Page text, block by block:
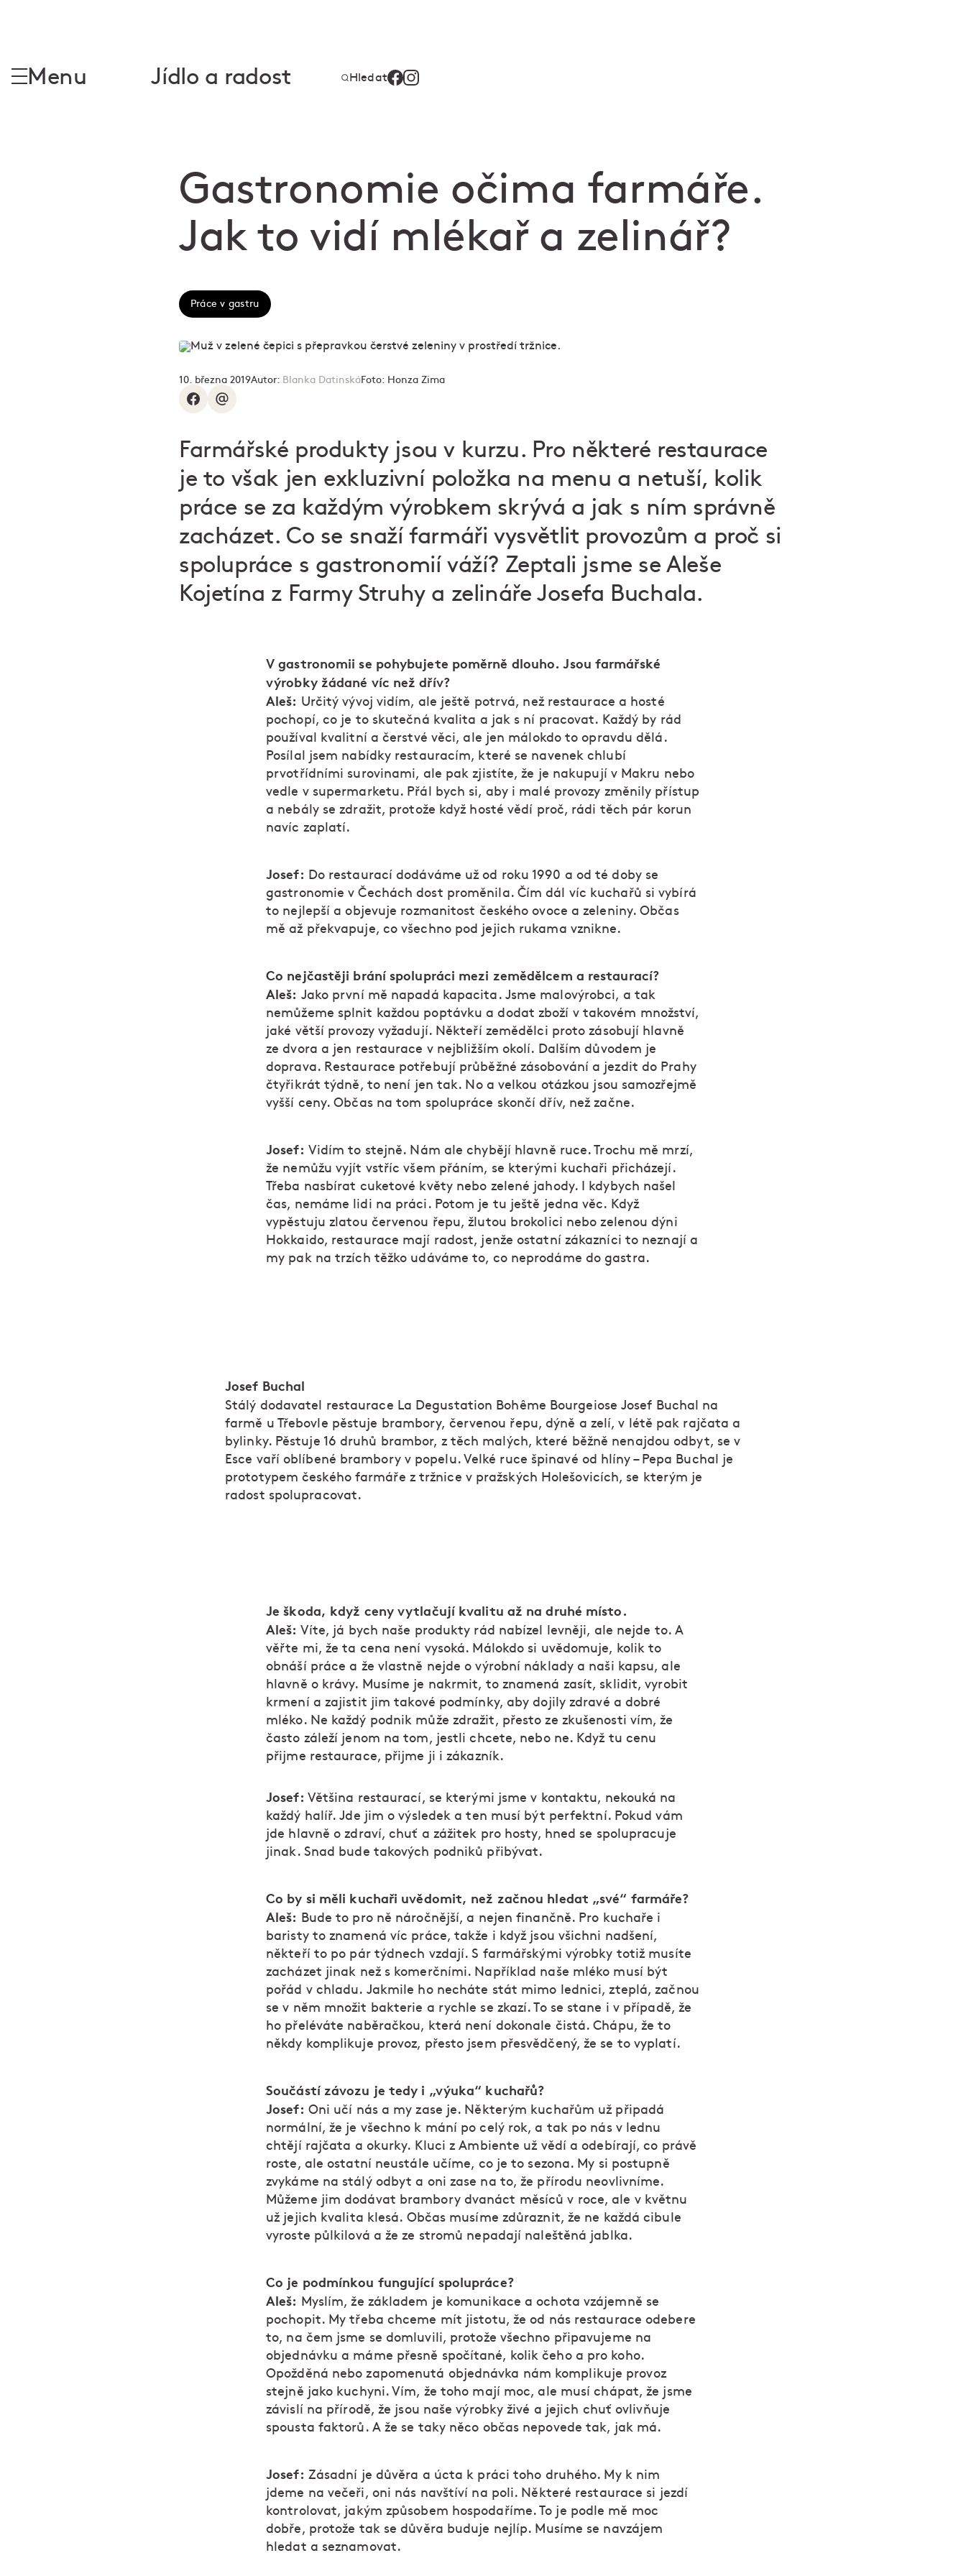
Menu Jídlo a radost Hledat
Gastronomie očima farmáře.
Jak to vidí mlékař a zelinář?
Práce v gastru
10. března 2019Autor: Blanka DatinskáFoto: Honza Zima
Farmářské produkty jsou v kurzu. Pro některé restaurace
je to však jen exkluzivní položka na menu a netuší, kolik
práce se za každým výrobkem skrývá a jak s ním správně
zacházet. Co se snaží farmáři vysvětlit provozům a proč si
spolupráce s gastronomií váží? Zeptali jsme se Aleše
Kojetína z Farmy Struhy a zelináře Josefa Buchala.
V gastronomii se pohybujete poměrně dlouho. Jsou farmářské
výrobky žádané víc než dřív?
Aleš: Určitý vývoj vidím, ale ještě potrvá, než restaurace a hosté
pochopí, co je to skutečná kvalita a jak s ní pracovat. Každý by rád
používal kvalitní a čerstvé věci, ale jen málokdo to opravdu dělá.
Posílal jsem nabídky restauracím, které se navenek chlubí
prvotřídními surovinami, ale pak zjistíte, že je nakupují v Makru nebo
vedle v supermarketu. Přál bych si, aby i malé provozy změnily přístup
a nebály se zdražit, protože když hosté vědí proč, rádi těch pár korun
navíc zaplatí.
Josef: Do restaurací dodáváme už od roku 1990 a od té doby se
gastronomie v Čechách dost proměnila. Čím dál víc kuchařů si vybírá
to nejlepší a objevuje rozmanitost českého ovoce a zeleniny. Občas
mě až překvapuje, co všechno pod jejich rukama vznikne.
Co nejčastěji brání spolupráci mezi zemědělcem a restaurací?
Aleš: Jako první mě napadá kapacita. Jsme malovýrobci, a tak
nemůžeme splnit každou poptávku a dodat zboží v takovém množství,
jaké větší provozy vyžadují. Někteří zemědělci proto zásobují hlavně
ze dvora a jen restaurace v nejbližším okolí. Dalším důvodem je
doprava. Restaurace potřebují průběžné zásobování a jezdit do Prahy
čtyřikrát týdně, to není jen tak. No a velkou otázkou jsou samozřejmě
vyšší ceny. Občas na tom spolupráce skončí dřív, než začne.
Josef: Vidím to stejně. Nám ale chybějí hlavně ruce. Trochu mě mrzí,
že nemůžu vyjít vstříc všem přáním, se kterými kuchaři přicházejí.
Třeba nasbírat cuketové květy nebo zelené jahody. I kdybych našel
čas, nemáme lidi na práci. Potom je tu ještě jedna věc. Když
vypěstuju zlatou červenou řepu, žlutou brokolici nebo zelenou dýni
Hokkaido, restaurace mají radost, jenže ostatní zákazníci to neznají a
my pak na trzích těžko udáváme to, co neprodáme do gastra.
Josef Buchal
Stálý dodavatel restaurace La Degustation Bohême Bourgeiose Josef Buchal na
farmě u Třebovle pěstuje brambory, červenou řepu, dýně a zelí, v létě pak rajčata a
bylinky. Pěstuje 16 druhů brambor, z těch malých, které běžně nenajdou odbyt, se v
Esce vaří oblíbené brambory v popelu. Velké ruce špinavé od hlíny – Pepa Buchal je
prototypem českého farmáře z tržnice v pražských Holešovicích, se kterým je
radost spolupracovat.
Je škoda, když ceny vytlačují kvalitu až na druhé místo.
Aleš: Víte, já bych naše produkty rád nabízel levněji, ale nejde to. A
věřte mi, že ta cena není vysoká. Málokdo si uvědomuje, kolik to
obnáší práce a že vlastně nejde o výrobní náklady a naši kapsu, ale
hlavně o krávy. Musíme je nakrmit, to znamená zasít, sklidit, vyrobit
krmení a zajistit jim takové podmínky, aby dojily zdravé a dobré
mléko. Ne každý podnik může zdražit, přesto ze zkušenosti vím, že
často záleží jenom na tom, jestli chcete, nebo ne. Když tu cenu
přijme restaurace, přijme ji i zákazník.
Josef: Většina restaurací, se kterými jsme v kontaktu, nekouká na
každý halíř. Jde jim o výsledek a ten musí být perfektní. Pokud vám
jde hlavně o zdraví, chuť a zážitek pro hosty, hned se spolupracuje
jinak. Snad bude takových podniků přibývat.
Co by si měli kuchaři uvědomit, než začnou hledat „své“ farmáře?
Aleš:
Bude to pro ně náročnější, a nejen finančně. Pro kuchaře i
baristy to znamená víc práce, takže i když jsou všichni nadšení,
někteří to po pár týdnech vzdají. S farmářskými výrobky totiž musíte
zacházet jinak než s komerčními. Například naše mléko musí být
pořád v chladu. Jakmile ho necháte stát mimo lednici, zteplá, začnou
se v něm množit bakterie a rychle se zkazí. To se stane i v případě, že
ho přeléváte naběračkou, která není dokonale čistá. Chápu, že to
někdy komplikuje provoz, přesto jsem přesvědčený, že se to vyplatí.
Součástí závozu je tedy i „výuka“ kuchařů?
Josef: Oni učí nás a my zase je. Některým kuchařům už připadá
normální, že je všechno k mání po celý rok, a tak po nás v lednu
chtějí rajčata a okurky. Kluci z Ambiente už vědí a odebírají, co právě
roste, ale ostatní neustále učíme, co je to sezona. My si postupně
zvykáme na stálý odbyt a oni zase na to, že přírodu neovlivníme.
Můžeme jim dodávat brambory dvanáct měsíců v roce, ale v květnu
už jejich kvalita klesá. Občas musíme zdůraznit, že ne každá cibule
vyroste půlkilová a že ze stromů nepadají naleštěná jablka.
Co je podmínkou fungující spolupráce?
Aleš:
Myslím, že základem je komunikace a ochota vzájemně se
pochopit. My třeba chceme mít jistotu, že od nás restaurace odebere
to, na čem jsme se domluvili, protože všechno připavujeme na
objednávku a máme přesně spočítané, kolik čeho a pro koho.
Opožděná nebo zapomenutá objednávka nám komplikuje provoz
stejně jako kuchyni. Vím, že toho mají moc, ale musí chápat, že jsme
závislí na přírodě, že jsou naše výrobky živé a jejich chuť ovlivňuje
spousta faktorů. A že se taky něco občas nepovede tak, jak má.
Josef: Zásadní je důvěra a úcta k práci toho druhého. My k nim
jdeme na večeři, oni nás navštíví na poli. Některé restaurace si jezdí
kontrolovat, jakým způsobem hospodaříme. To je podle mě moc
dobře, protože tak se důvěra buduje nejlíp. Musíme se navzájem
hledat a seznamovat.